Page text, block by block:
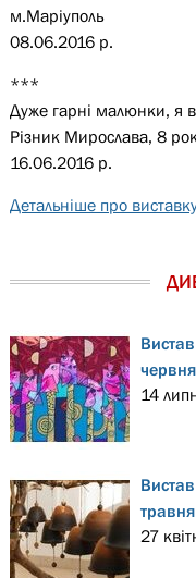
м.Маріуполь
08.06.2016 р.
***
Дуже гарні малюнки, я в
Різник Мирослава, 8
16.06.2016 р.
Детальніше про
14
27